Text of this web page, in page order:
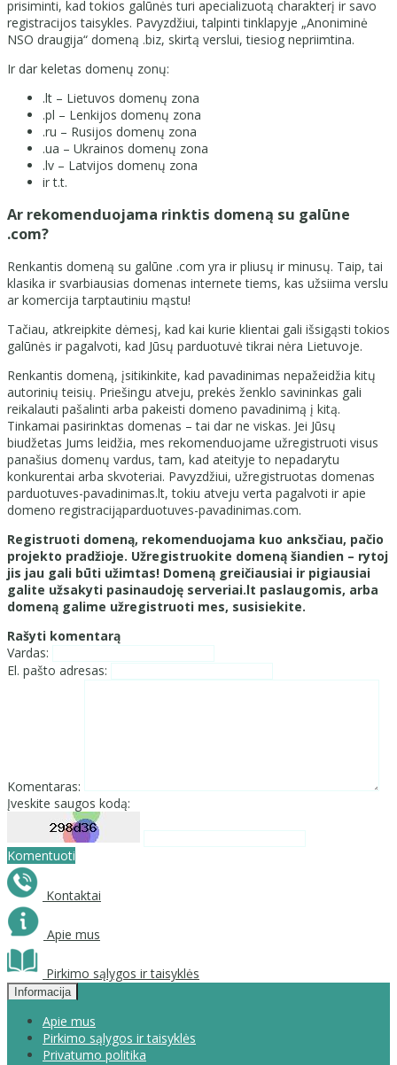
prisiminti, kad tokios galūnės turi apecializuotą charakterį ir savo
registracijos taisykles. Pavyzdžiui, talpinti tinklapyje „Anoniminė
NSO draugija“ domeną .biz, skirtą verslui, tiesiog nepriimtina.
Ir dar keletas domenų zonų:
.lt – Lietuvos domenų zona
.pl – Lenkijos domenų zona
.ru – Rusijos domenų zona
.ua – Ukrainos domenų zona
.lv – Latvijos domenų zona
ir t.t.
Ar rekomenduojama rinktis domeną su galūne
.com?
Renkantis domeną su galūne .com yra ir pliusų ir minusų. Taip, tai
klasika ir svarbiausias domenas internete tiems, kas užsiima verslu
ar komercija tarptautiniu mąstu!
Tačiau, atkreipkite dėmesį, kad kai kurie klientai gali išsigąsti tokios
galūnės ir pagalvoti, kad Jūsų parduotuvė tikrai nėra Lietuvoje.
Renkantis domeną, įsitikinkite, kad pavadinimas nepažeidžia kitų
autorinių teisių. Priešingu atveju, prekės ženklo savininkas gali
reikalauti pašalinti arba pakeisti domeno pavadinimą į kitą.
Tinkamai pasirinktas domenas – tai dar ne viskas. Jei Jūsų
biudžetas Jums leidžia, mes rekomenduojame užregistruoti visus
panašius domenų vardus, tam, kad ateityje to nepadarytu
konkurentai arba skvoteriai. Pavyzdžiui, užregistruotas domenas
parduotuves-pavadinimas.lt, tokiu atveju verta pagalvoti ir apie
domeno registracijąparduotuves-pavadinimas.com.
Registruoti domeną, rekomenduojama kuo anksčiau, pačio
projekto pradžioje. Užregistruokite domeną šiandien – rytoj
jis jau gali būti užimtas! Domeną greičiausiai ir pigiausiai
galite užsakyti pasinaudoję serveriai.lt paslaugomis, arba
domeną galime užregistruoti mes, susisiekite.
Rašyti komentarą
Vardas:
El. pašto adresas:
Komentaras:
Įveskite saugos kodą:
Komentuoti
Kontaktai
Apie mus
Pirkimo sąlygos ir taisyklės
Informacija
Apie mus
Pirkimo sąlygos ir taisyklės
Privatumo politika